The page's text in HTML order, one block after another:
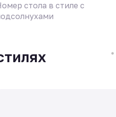
стола в стиле с